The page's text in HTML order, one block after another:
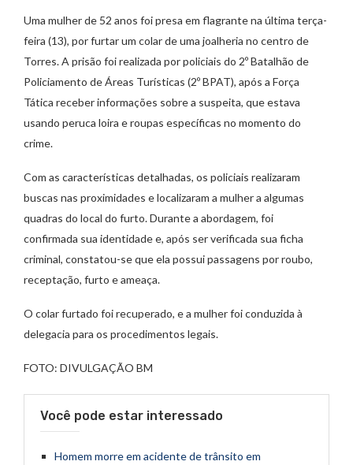
Uma mulher de 52 anos foi presa em flagrante na última terça-
feira (13), por furtar um colar de uma joalheria no centro de
Torres. A prisão foi realizada por policiais do 2º Batalhão de
Policiamento de Áreas Turísticas (2º BPAT), após a Força
Tática receber informações sobre a suspeita, que estava
usando peruca loira e roupas específicas no momento do
crime.
Com as características detalhadas, os policiais realizaram
buscas nas proximidades e localizaram a mulher a algumas
quadras do local do furto. Durante a abordagem, foi
confirmada sua identidade e, após ser verificada sua ficha
criminal, constatou-se que ela possui passagens por roubo,
receptação, furto e ameaça.
O colar furtado foi recuperado, e a mulher foi conduzida à
delegacia para os procedimentos legais.
FOTO: DIVULGAÇÃO BM
Você pode estar interessado
Homem morre em acidente de trânsito em